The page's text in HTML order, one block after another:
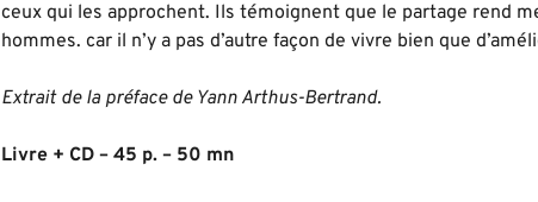
ceux qui les approchent. Ils témoignent que le partage rend
hommes. car il n’y a pas d’autre façon de vivre bien que
Extrait de la préface de Yann Arthus-Bertrand.
Livre + CD – 45 p. – 50 mn